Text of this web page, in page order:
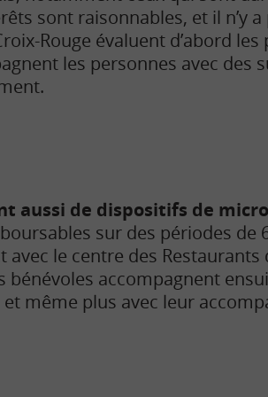
sont raisonnables, et il n’y
Rouge évaluent d’abord les
les personnes avec des
aussi de dispositifs de
sur des périodes de
le centre des
bénévoles accompagnent
même plus avec leur